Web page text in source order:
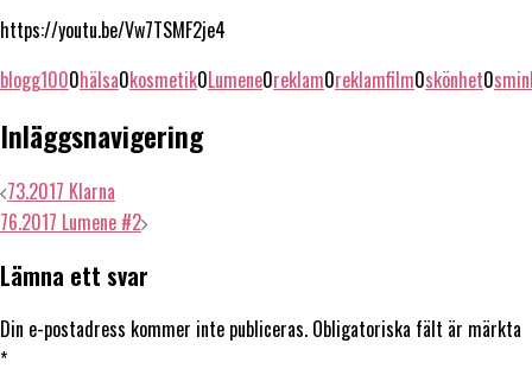
https://youtu.be/Vw7TSMF2je4
blogg1000hälsa0kosmetik0Lumene0reklam0reklamfilm0skönhet0
Inläggsnavigering
73.2017 Klarna
76.2017 Lumene #2
Lämna ett svar
Din e-postadress kommer inte publiceras. Obligatoriska fält är märkta
*